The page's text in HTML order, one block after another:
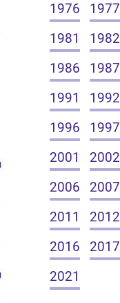
1976
1977
1981
1982
1986
1987
1991
1992
1996
1997
2001
2002
2006
2007
2011
2012
2016
2017
2021